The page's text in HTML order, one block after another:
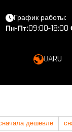
График работы:
Пн-Пт:09:00-18:00
UARU
дешевле